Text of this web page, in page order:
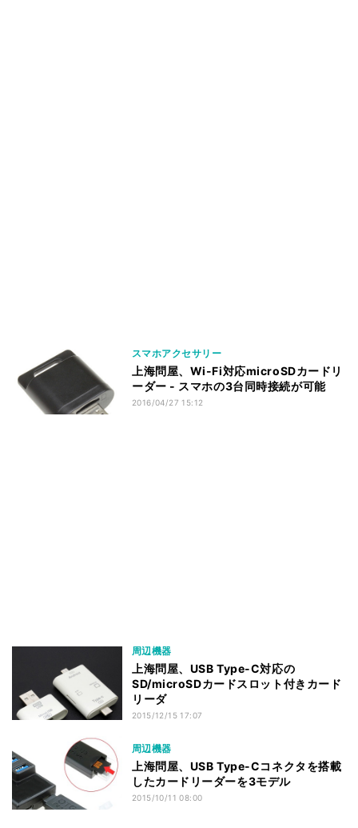
スマホアクセサリー
上海問屋、Wi-Fi対応microSDカードリ
ーダー - スマホの3台同時接続が可能
2016/04/27 15:12
周辺機器
上海問屋、USB Type-C対応の
SD/microSDカードスロット付きカード
リーダ
2015/12/15 17:07
周辺機器
上海問屋、USB Type-Cコネクタを搭載
したカードリーダーを3モデル
2015/10/11 08:00